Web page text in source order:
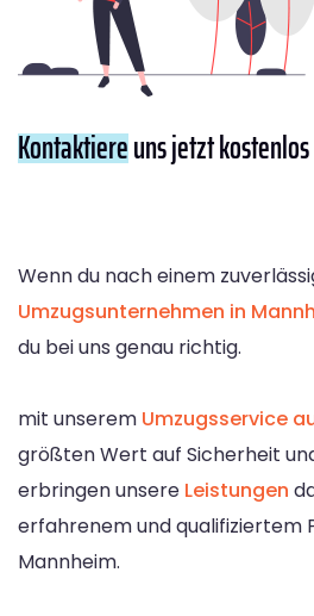
Kontaktiereuns jetzt
Wenn du nach einem
Umzugsunternehmen in
du bei uns genau richtig.
mit unserem Umzugsservice
größten Wert auf Sicherheit
erbringen unsere Leistungen
erfahrenem und qualifiziertem
Mannheim.